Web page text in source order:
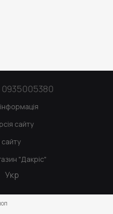
0935005380
сайту
"Дакріс"
Укр